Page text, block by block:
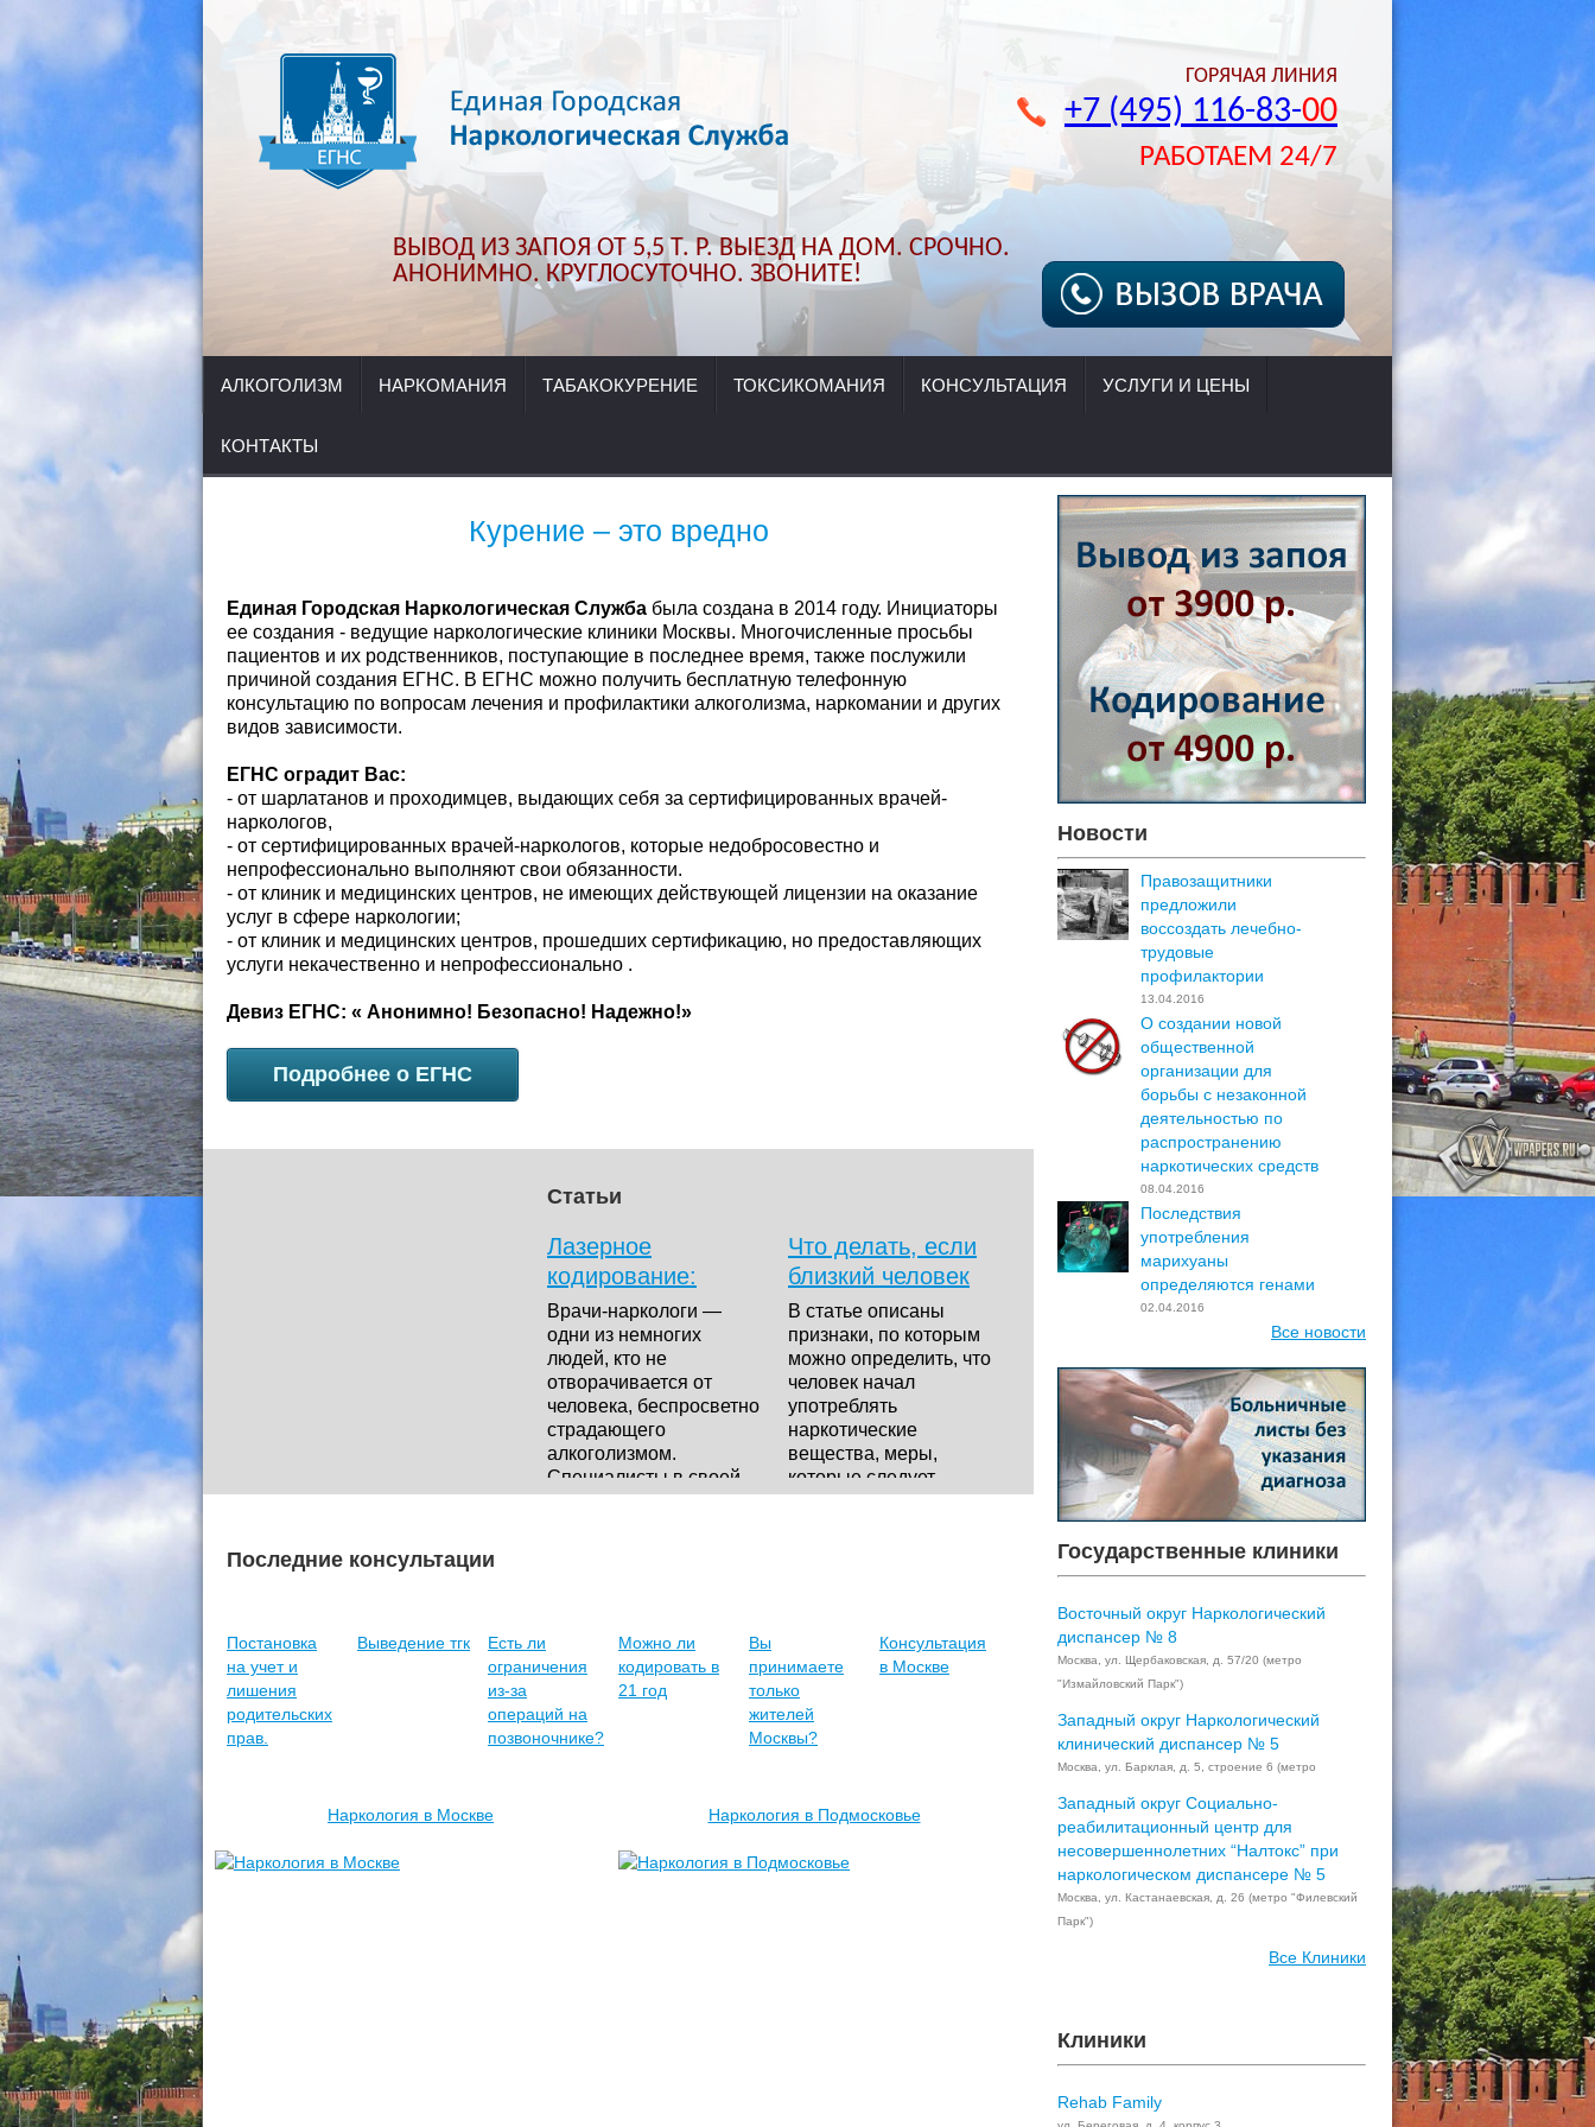
ГОРЯЧАЯ ЛИНИЯ
+7 (495) 116-83-00
РАБОТАЕМ 24/7
ВЫВОД ИЗ ЗАПОЯ ОТ 5,5 Т. Р. ВЫЕЗД НА ДОМ. СРОЧНО.
АНОНИМНО. КРУГЛОСУТОЧНО. ЗВОНИТЕ!
АЛКОГОЛИЗМ НАРКОМАНИЯ ТАБАКОКУРЕНИЕ ТОКСИКОМАНИЯ КОНСУЛЬТАЦИЯ УСЛУГИ И ЦЕНЫ
КОНТАКТЫ
Курение – это вредно
Единая Городская Наркологическая Служба была создана в 2014 году. Инициаторы
ее создания - ведущие наркологические клиники Москвы. Многочисленные просьбы
пациентов и их родственников, поступающие в последнее время, также послужили
причиной создания ЕГНС. В ЕГНС можно получить бесплатную телефонную
консультацию по вопросам лечения и профилактики алкоголизма, наркомании и других
видов зависимости.
ЕГНС оградит Вас:
- от шарлатанов и проходимцев, выдающих себя за сертифицированных врачей-
наркологов,
- от сертифицированных врачей-наркологов, которые недобросовестно и
непрофессионально выполняют свои обязанности.
- от клиник и медицинских центров, не имеющих действующей лицензии на оказание
услуг в сфере наркологии;
- от клиник и медицинских центров, прошедших сертификацию, но предоставляющих
услуги некачественно и непрофессионально .
Девиз ЕГНС: « Анонимно! Безопасно! Надежно!»
Подробнее о ЕГНС
Статьи
Лазерное
кодирование:
высокая
эффективность при
лечении
алкогольной
зависимости
Врачи-наркологи —
одни из немногих
людей, кто не
отворачивается от
человека, беспросветно
страдающего
алкоголизмом.
Специалисты в своей
нелегкой битве...
Что делать, если
близкий человек
стал
наркозависимым?
В статье описаны
признаки, по которым
можно определить, что
человек начал
употреблять
наркотические
вещества, меры,
которые следует
предпринять родств...
Последние консультации
Постановка
на учет и
лишения
родительских
прав.
Выведение тгк
Есть ли
ограничения
из-за
операций на
позвоночнике?
Можно ли
кодировать в
21 год
Вы
принимаете
только
жителей
Москвы?
Консультация
в Москве
Наркология в Москве Наркология в Подмосковье
Новости
Правозащитники
предложили
воссоздать лечебно-
трудовые
профилактории
13.04.2016
О создании новой
общественной
организации для
борьбы с незаконной
деятельностью по
распространению
наркотических средств
08.04.2016
Последствия
употребления
марихуаны
определяются генами
02.04.2016
Все новости
Государственные клиники
Восточный округ Наркологический
диспансер № 8
Москва, ул. Щербаковская, д. 57/20 (метро
"Измайловский Парк")
Западный округ Наркологический
клинический диспансер № 5
Москва, ул. Барклая, д. 5, строение 6 (метро
Западный округ Социально-
реабилитационный центр для
несовершеннолетних “Налтокс” при
наркологическом диспансере № 5
Москва, ул. Кастанаевская, д. 26 (метро "Филевский
Парк")
Все Клиники
Клиники
Rehab Family